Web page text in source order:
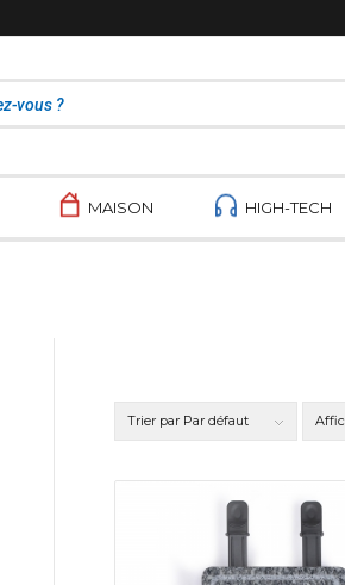
MAISON HIGH-TECH
Trier par Par défaut